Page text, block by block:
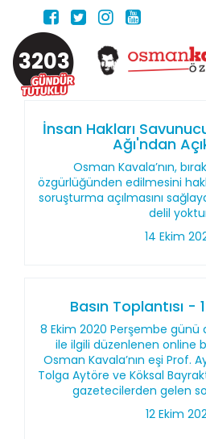
3203
İnsan Hakları
Ağı'ndan
Osman Kavala’nın,
özgürlüğünden edilmesini
soruşturma açılmasını
delil
14 Ekim
Basın Toplantısı -
8 Ekim 2020 Perşembe günü
ile ilgili düzenlenen online
Osman Kavala’nın eşi Prof.
Tolga Aytöre ve Köksal
gazetecilerden gelen
12 Ekim